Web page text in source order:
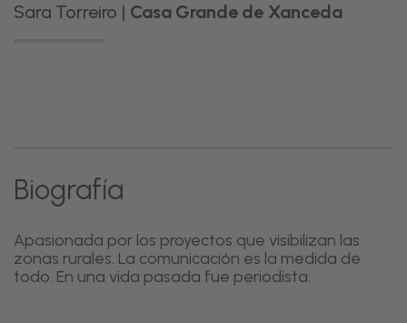
Sara Torreiro | Casa Grande de Xanceda
Biografía
Apasionada por los proyectos que visibilizan las
zonas rurales. La comunicación es la medida de
todo. En una vida pasada fue periodista.